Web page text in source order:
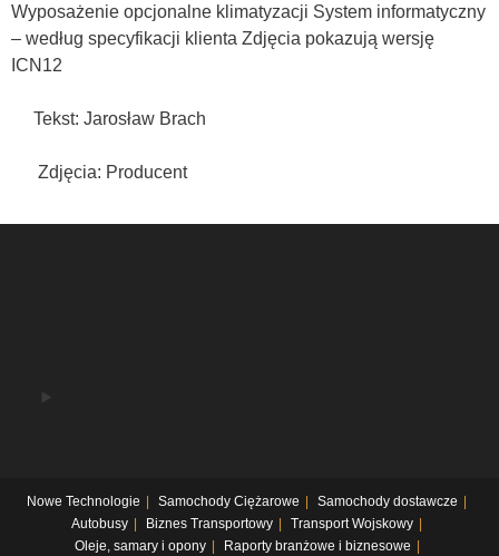
Wyposażenie opcjonalne klimatyzacji System informatyczny
– według specyfikacji klienta Zdjęcia pokazują wersję
ICN12
Tekst: Jarosław Brach
Zdjęcia: Producent
Nowe Technologie Samochody Ciężarowe
Samochody dostawcze
Autobusy
Biznes Transportowy
Transport Wojskowy
Oleje, samary i opony
Raporty branżowe i biznesowe